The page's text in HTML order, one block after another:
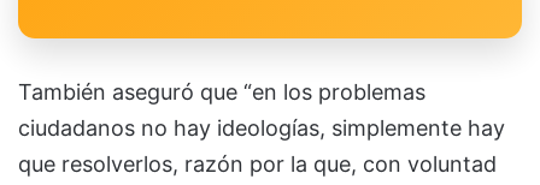
También aseguró que “en los problemas
ciudadanos no hay ideologías, simplemente hay
que resolverlos, razón por la que, con voluntad